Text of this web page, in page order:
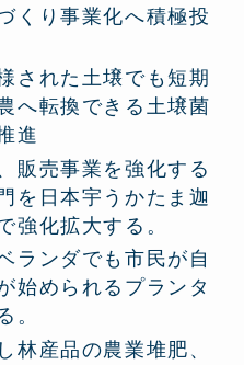
くり事業化へ積極投
された土壌でも短期
へ転換できる土壌菌
進
販売事業を強化する
を日本宇うかたま迦
強化拡大する。
ランダでも市民が自
始められるプランタ
。
林産品の農業堆肥、